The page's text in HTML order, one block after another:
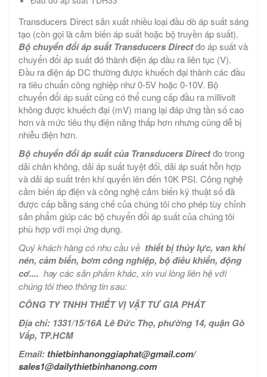
Transducers Direct sản xuất nhiều loại đầu dò áp suất sáng
tạo (còn gọi là cảm biến áp suất hoặc bộ truyền áp suất).
Bộ chuyển đổi áp suất Transducers Directđo áp suất và
chuyển đổi áp suất đó thành điện áp đầu ra liên tục (V).
Đầu ra điện áp DC thường được khuếch đại thành các đầu
ra tiêu chuẩn công nghiệp như 0-5V hoặc 0-10V. Bộ
chuyển đổi áp suất cũng có thể cung cấp đầu ra millivolt
không được khuếch đại (mV) mang lại đáp ứng tần số cao
hơn và mức tiêu thụ điện năng thấp hơn nhưng cũng dễ bị
nhiễu điện hơn.
Bộ chuyển đổi áp suất của Transducers Directđo trong
dải chân không, dải áp suất tuyệt đối, dải áp suất hỗn hợp
và dải áp suất trên khí quyển lên đến 10K PSI. Công nghệ
cảm biến áp điện và công nghệ cảm biến kỹ thuật số đã
được cấp bằng sáng chế của chúng tôi cho phép tùy chỉnh
sản phẩm giúp các bộ chuyển đổi áp suất của chúng tôi
phù hợp với mọi ứng dụng.
Quý khách hàng có nhu cầu về thiết bị thủy lực, van khí
nén, cảm biến, bơm công nghiệp, bộ điều khiển, động
cơ.... hay các sản phẩm khác, xin vui lòng liên hệ với
chúng tôi theo thông tin sau:
CÔNG TY TNHH THIẾT VỊ VẬT TƯ GIA PHÁT
Địa chỉ: 1331/15/16A Lê Đức Thọ, phường 14, quận Gò
Vấp, TP.HCM
Email: thietbinhanonggiaphat@gmail.com/
sales1@dailythietbinhanong.com